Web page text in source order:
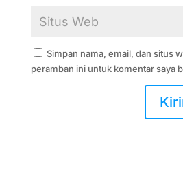
Simpan nama, email, dan situs
peramban ini untuk komentar saya